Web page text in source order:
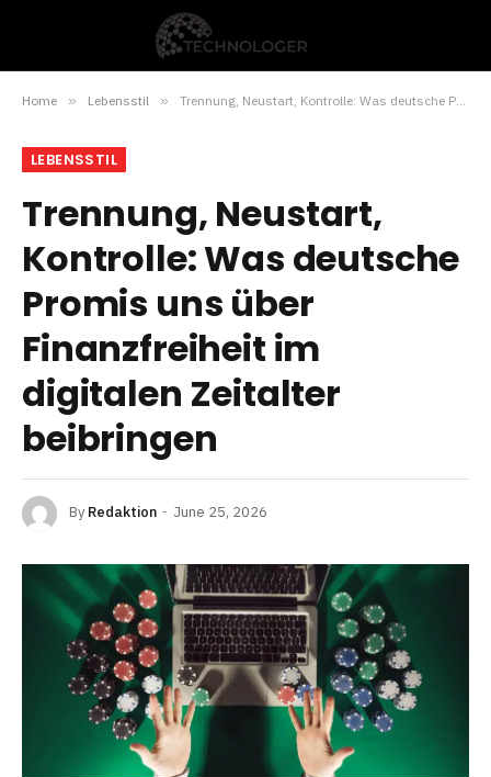
Home » Lebensstil » Trennung, Neustart, Kontrolle: Was deutsche Promis uns über Finanzfreiheit im digitalen Zeitalter beibringen
LEBENSSTIL
Trennung, Neustart,
Kontrolle: Was deutsche
Promis uns über
Finanzfreiheit im
digitalen Zeitalter
beibringen
By Redaktion June 25, 2026